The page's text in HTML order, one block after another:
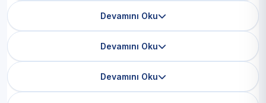
Devamını Oku
Devamını Oku
Devamını Oku